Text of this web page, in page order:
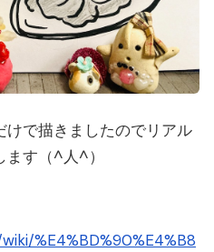
で描きましたのでリアル
す（^人^）
%E4%BD%90%E4%B8